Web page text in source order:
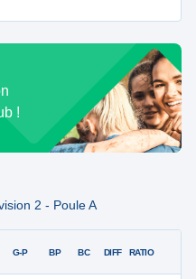
!
2 - Poule A
G-P BP BC DIFF RATIO